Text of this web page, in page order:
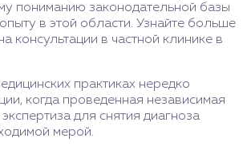
пониманию законодательной базы
в этой области. Узнайте больше
консультации в частной клинике в
практиках нередко
когда проведенная независимая
для снятия диагноза
мерой.